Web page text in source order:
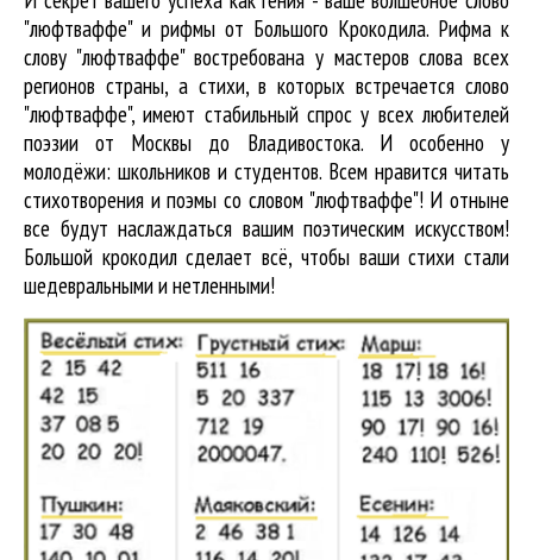
"люфтваффе" и рифмы от Большого Крокодила. Рифма к
слову "люфтваффе" востребована у мастеров слова всех
регионов страны, а стихи, в которых встречается слово
"люфтваффе", имеют стабильный спрос у всех любителей
поэзии от Москвы до Владивостока. И особенно у
молодёжи: школьников и студентов. Всем нравится читать
стихотворения и поэмы со словом "люфтваффе"! И отныне
все будут наслаждаться вашим поэтическим искусством!
Большой крокодил cделает всё, чтобы ваши стихи стали
шедевральными и нетленными!